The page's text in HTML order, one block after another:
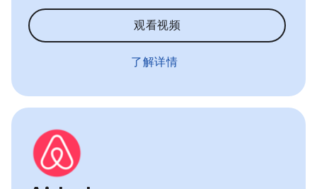
观看视频
了解详情